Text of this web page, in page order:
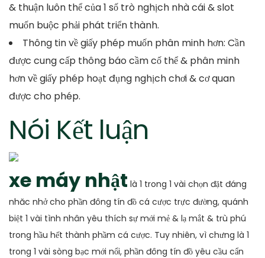
& thuận luôn thể của 1 số trò nghịch nhà cái & slot
muốn buộc phải phát triển thành.
Thông tin về giấy phép muốn phân minh hơn: Cần
được cung cấp thông báo cầm cố thể & phân minh
hơn về giấy phép hoạt đụng nghịch chơi & cơ quan
được cho phép.
Nói Kết luận
xe máy nhật là 1 trong 1 vài chọn đặt đáng
nhăc nhở cho phần đông tín đồ cá cược trực đường, quánh
biệt 1 vài tình nhân yêu thích sự mới mẻ & lạ mắt & trù phú
trong hầu hết thành phầm cá cược. Tuy nhiên, vì chưng là 1
trong 1 vài sòng bạc mới nổi, phần đông tín đồ yêu cầu cẩn